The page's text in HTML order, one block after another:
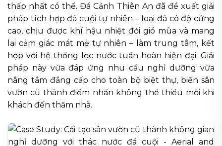
thấp nhất có thể. Đá Cảnh Thiên An đã đề xuất giải
pháp tích hợp đá cuội tự nhiên – loại đá có độ cứng
cao, chịu được khí hậu nhiệt đới gió mùa và mang
lại cảm giác mát mẻ tự nhiên – làm trung tâm, kết
hợp với hệ thống lọc nước tuần hoàn hiện đại. Giải
pháp này vừa đáp ứng nhu cầu nghỉ dưỡng vừa
nâng tầm đẳng cấp cho toàn bộ biệt thự, biến sân
vườn cũ thành điểm nhấn không thể thiếu mỗi khi
khách đến thăm nhà.